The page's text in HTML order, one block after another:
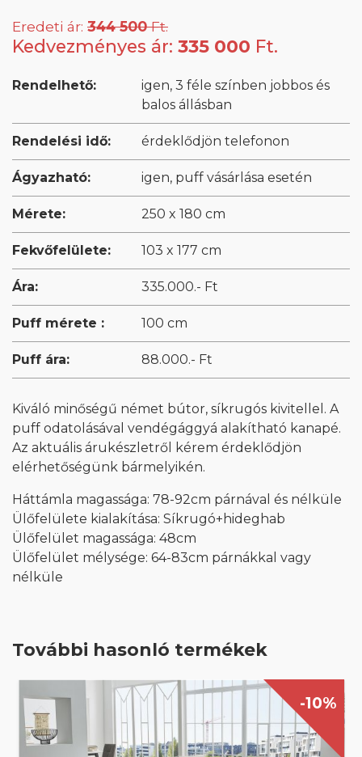
Eredeti ár: 344 500Ft.
Kedvezményes ár: 335 000 Ft.
Rendelhető:
igen, 3 féle színben jobbos és
balos állásban
Rendelési idő: érdeklődjön telefonon
Ágyazható: igen, puff vásárlása esetén
Mérete: 250 x 180 cm
Fekvőfelülete: 103 x 177 cm
Ára: 335.000.- Ft
Puff mérete : 100 cm
Puff ára: 88.000.- Ft
Kiváló minőségű német bútor, síkrugós kivitellel. A
puff odatolásával vendégággyá alakítható kanapé.
Az aktuális árukészletről kérem érdeklődjön
elérhetőségünk bármelyikén.
Háttámla magassága: 78-92cm párnával és nélküle
Ülőfelülete kialakítása: Síkrugó+hideghab
Ülőfelület magassága: 48cm
Ülőfelület mélysége: 64-83cm párnákkal vagy
nélküle
További hasonló termékek
-10%